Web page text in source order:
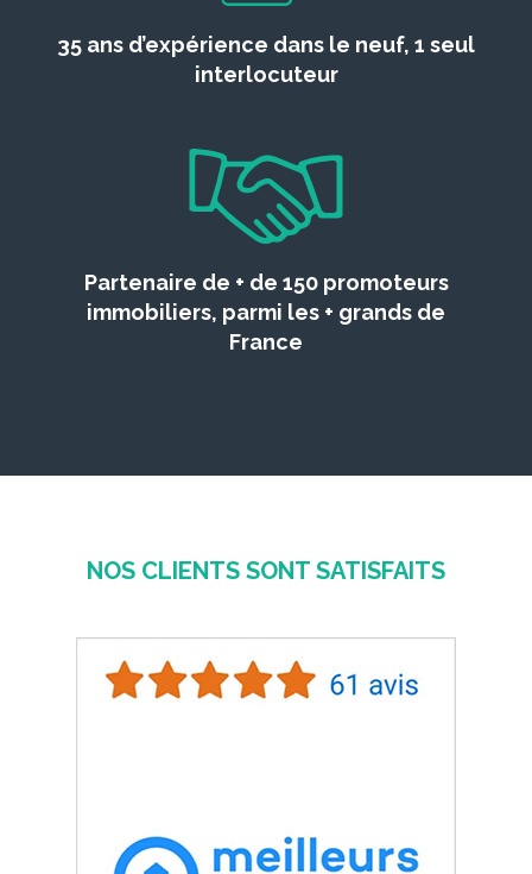
35 ans d’expérience dans le neuf, 1 seul
interlocuteur
Partenaire de + de 150 promoteurs
immobiliers, parmi les + grands de
France
NOS CLIENTS SONT SATISFAITS